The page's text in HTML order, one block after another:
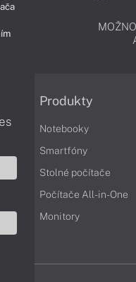
Produkty
Notebooky
Smartfóny
Stolné počítače
Počítače All-in-One
Monitory